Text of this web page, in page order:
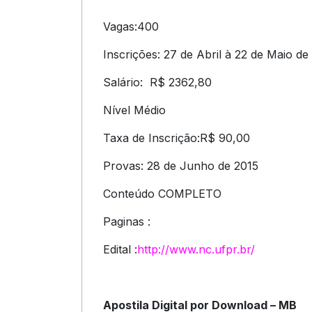
Vagas:400
Inscrições: 27 de Abril à 22 de Maio de
Salário: R$ 2362,80
Nível Médio
Taxa de Inscrição:R$ 90,00
Provas: 28 de Junho de 2015
Conteúdo COMPLETO
Paginas :
Edital :http://www.nc.ufpr.br/
Apostila Digital por Download – MB